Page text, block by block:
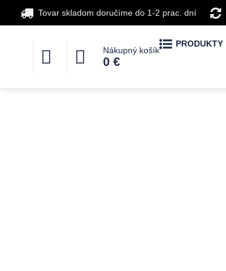
Tovar skladom doručíme do 1-2 prac. dní
Nákupný košík
0 €
PRODUKTY